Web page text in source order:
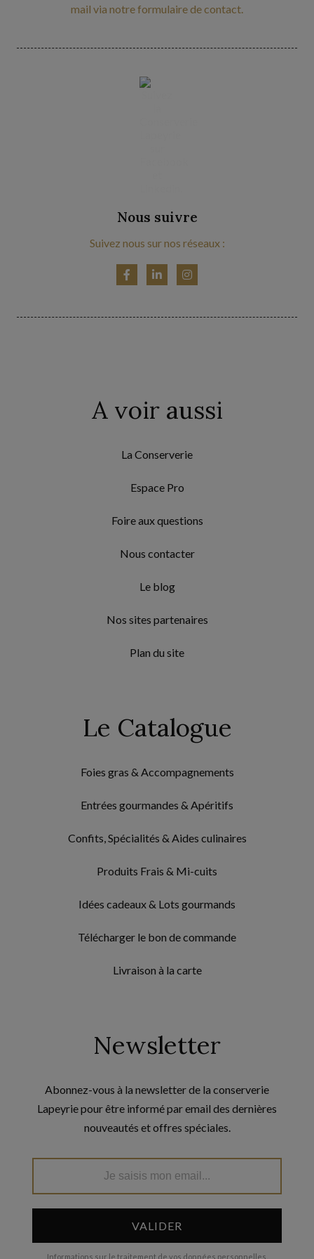
mail via notre formulaire de contact.
Nous suivre
Suivez nous sur nos réseaux :
A voir aussi
La Conserverie
Espace Pro
Foire aux questions
Nous contacter
Le blog
Nos sites partenaires
Plan du site
Le Catalogue
Foies gras & Accompagnements
Entrées gourmandes & Apéritifs
Confits, Spécialités & Aides culinaires
Produits Frais & Mi-cuits
Idées cadeaux & Lots gourmands
Télécharger le bon de commande
Livraison à la carte
Newsletter
Abonnez-vous à la newsletter de la conserverie
Lapeyrie pour être informé par email des dernières
nouveautés et offres spéciales.
VALIDER
Informations sur le traitement de vos données personnelles.